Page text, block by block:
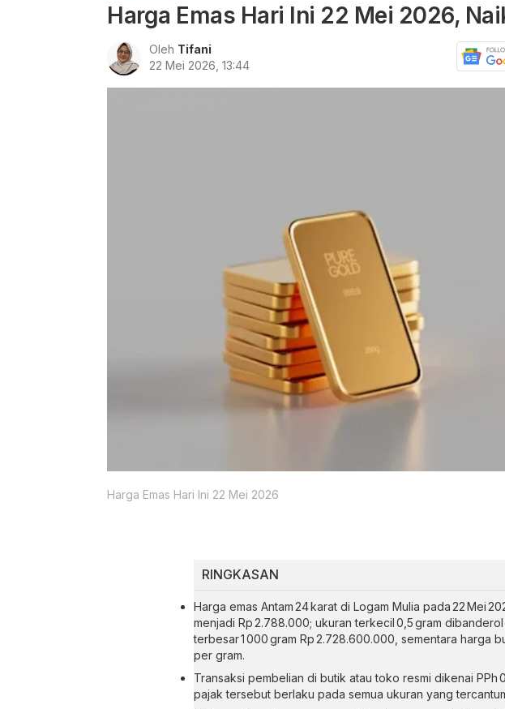
Harga Emas Hari Ini 22 Mei 2026,
Oleh Tifani
22 Mei 2026, 13:44
Harga Emas Hari Ini 22 Mei 2026
RINGKASAN
Harga emas Antam 24 karat di Logam Mulia pada 22 Mei
menjadi Rp 2.788.000; ukuran terkecil 0,5 gram
terbesar 1 000 gram Rp 2.728.600.000, sementara harga
per gram.
Transaksi pembelian di butik atau toko resmi dikenai PPh
pajak tersebut berlaku pada semua ukuran yang